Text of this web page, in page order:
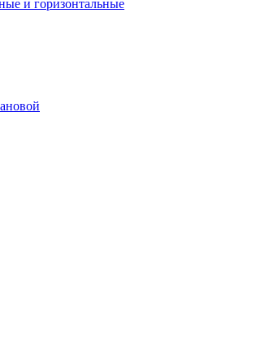
и горизонтальные